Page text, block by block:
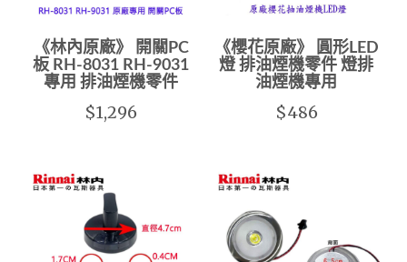
《林內原廠》 開關PC
板 RH-8031 RH-9031
專用 排油煙機零件
$1,296
《櫻花原廠》 圓形LED
燈 排油煙機零件 燈排
油煙機專用
$486